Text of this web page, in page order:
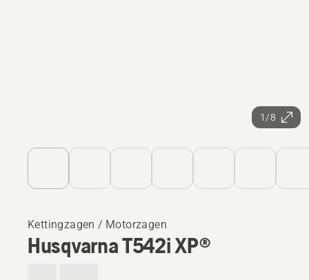
1/8
Kettingzagen / Motorzagen
Husqvarna T542i XP®